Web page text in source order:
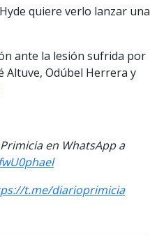
quiere verlo lanzar una
ante la lesión sufrida por
Altuve, Odúbel Herrera y
en WhatsApp a
t.me/diarioprimicia